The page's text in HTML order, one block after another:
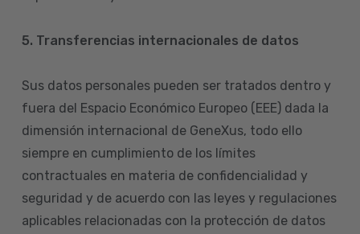
5. Transferencias internacionales de datos
Sus datos personales pueden ser tratados dentro y
fuera del Espacio Económico Europeo (EEE) dada la
dimensión internacional de GeneXus, todo ello
siempre en cumplimiento de los límites
contractuales en materia de confidencialidad y
seguridad y de acuerdo con las leyes y regulaciones
aplicables relacionadas con la protección de datos